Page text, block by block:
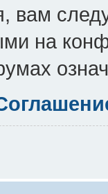
вам
на